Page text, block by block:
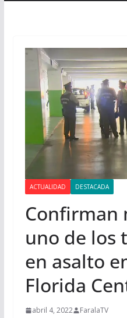
ACTUALIDAD DESTACADA
Confirman
uno de los
en asalto
Florida
abril 4, 2022 FaralaTV